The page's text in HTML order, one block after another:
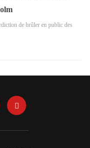
de brûler en public des